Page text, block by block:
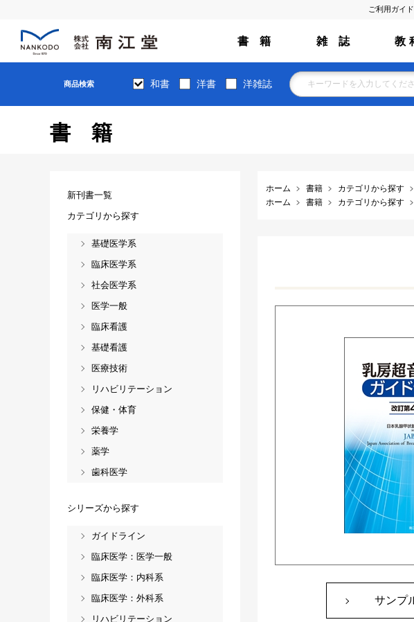
ご利用ガイド
書 籍 雑 誌 教
商品検索 和書 洋書 洋雑誌
書籍
ホーム 書籍 カテゴリから探す
ホーム
書籍 カテゴリから探す
サンプ
新刊書一覧
カテゴリから探す
基礎医学系
臨床医学系
社会医学系
医学一般
臨床看護
基礎看護
医療技術
リハビリテーション
保健・体育
栄養学
薬学
歯科医学
シリーズから探す
ガイドライン
臨床医学：医学一般
臨床医学：内科系
臨床医学：外科系
リハビリテーション